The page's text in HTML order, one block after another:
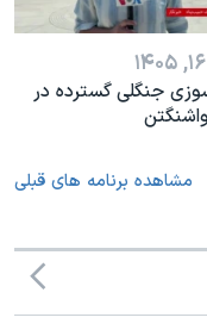
جنگلی گسترده در
مشاهده برنامه های قبلی